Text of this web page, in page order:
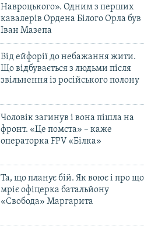
Навроцького». Одним з перших
кавалерів Ордена Білого Орла був
Іван Мазепа
Від ейфорії до небажання жити.
Що відбувається з людьми після
звільнення із російського полону
Чоловік загинув і вона пішла на
фронт. «Це помста» – каже
операторка FPV «Білка»
Та, що планує бій. Як воює і про що
мріє офіцерка батальйону
«Свобода» Маргарита